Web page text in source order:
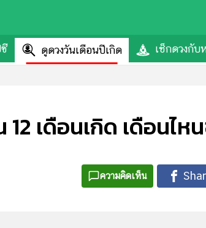
ดูดวงวันเดือนปีเกิด เช็กดวงกับ
เดือนเกิด เดือนไ
ความคิดเห็น